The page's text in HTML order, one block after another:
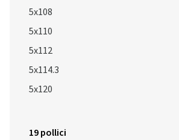
5x108
5x110
5x112
5x114.3
5x120
19 pollici